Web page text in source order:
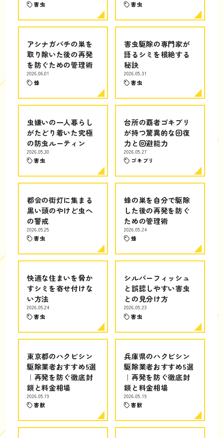
害虫 害虫
アシナガバチの巣を
取り除いた後の再発
を防ぐための管理術
2026.06.01
蜂
害虫駆除の専門家が
語るシミを根絶する
秘訣
2026.05.31
害虫
虫嫌いの一人暮らし
がたどり着いた究極
の防虫ルーティン
2026.05.30
害虫
台所の覇者ゴキブリ
が持つ驚異的な回復
力と回避能力
2026.05.27
ゴキブリ
都会の街灯に集まる
黒い頭のやけど虫へ
の警戒
2026.05.25
害虫
蜂の巣を自分で駆除
した後の再発を防ぐ
ための管理術
2026.05.24
蜂
快適な住まいを脅か
すシミを寄せ付けな
い方法
2026.05.24
害虫
シルバーフィッシュ
と誤認しやすい害虫
との見分け方
2026.05.23
害虫
東京都のハクビシン
駆除業者おすすめ5選
｜再発を防ぐ徹底封
鎖と料金相場
2026.05.19
害獣
兵庫県のハクビシン
駆除業者おすすめ5選
｜再発を防ぐ徹底封
鎖と料金相場
2026.05.19
害獣